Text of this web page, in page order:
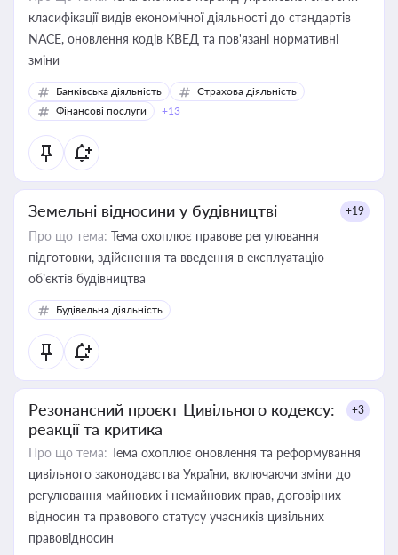
класифікації видів економічної діяльності до стандартів
NACE, оновлення кодів КВЕД та пов'язані нормативні
зміни
Банківська діяльність
Страхова діяльність
Фінансові послуги
+13
Земельні відносини у будівництві +19
Про що тема: Тема охоплює правове регулювання
підготовки, здійснення та введення в експлуатацію
об’єктів будівництва
Будівельна діяльність
Резонансний проєкт Цивільного кодексу:
реакції та критика
+3
Про що тема: Тема охоплює оновлення та реформування
цивільного законодавства України, включаючи зміни до
регулювання майнових і немайнових прав, договірних
відносин та правового статусу учасників цивільних
правовідносин